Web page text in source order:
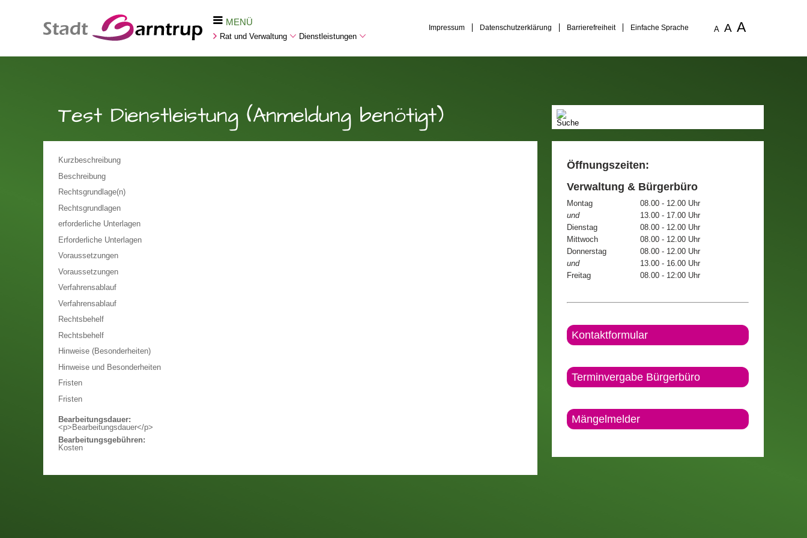
MENÜ
Rat und Verwaltung Dienstleistungen
Impressum Datenschutzerklärung Barrierefreiheit Einfache Sprache A A A
Test Dienstleistung (Anmeldung benötigt)
Kurzbeschreibung
Beschreibung
Rechtsgrundlage(n)
Rechtsgrundlagen
erforderliche Unterlagen
Erforderliche Unterlagen
Voraussetzungen
Voraussetzungen
Verfahrensablauf
Verfahrensablauf
Rechtsbehelf
Rechtsbehelf
Hinweise (Besonderheiten)
Hinweise und Besonderheiten
Fristen
Fristen
Bearbeitungsdauer:
<p>Bearbeitungsdauer</p>
Bearbeitungsgebühren:
Kosten
Öffnungszeiten:
Verwaltung & Bürgerbüro
Montag
08.00 - 12.00 Uhr
und
13.00 - 17.00 Uhr
Dienstag
08.00 - 12.00 Uhr
Mittwoch
08.00 - 12.00 Uhr
Donnerstag
08.00 - 12.00 Uhr
und
13.00 - 16.00 Uhr
Freitag
08.00 - 12:00 Uhr
Kontaktformular
Terminvergabe Bürgerbüro
Mängelmelder